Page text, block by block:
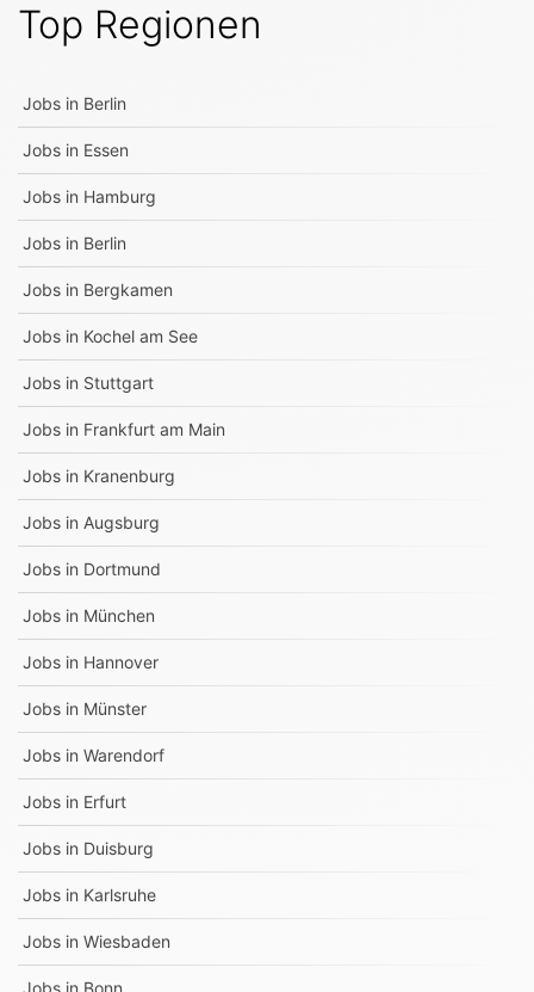
Top Regionen
Jobs in Berlin
Jobs in Essen
Jobs in Hamburg
Jobs in Berlin
Jobs in Bergkamen
Jobs in Kochel am See
Jobs in Stuttgart
Jobs in Frankfurt am Main
Jobs in Kranenburg
Jobs in Augsburg
Jobs in Dortmund
Jobs in München
Jobs in Hannover
Jobs in Münster
Jobs in Warendorf
Jobs in Erfurt
Jobs in Duisburg
Jobs in Karlsruhe
Jobs in Wiesbaden
Jobs in Bonn